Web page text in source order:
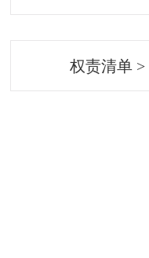
权责清单 >